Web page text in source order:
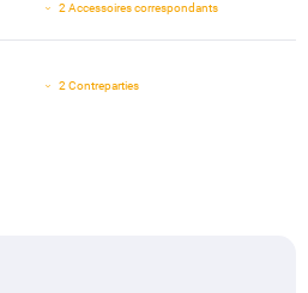
2 Accessoires correspondants
2 Contreparties